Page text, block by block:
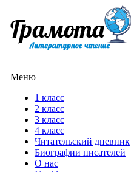
Меню
1 класс
2 класс
3 класс
4 класс
Читательский дневник
Биографии писателей
О нас